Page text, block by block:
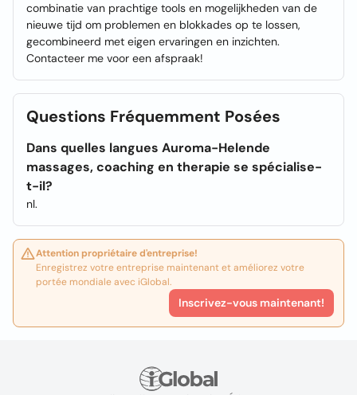
combinatie van prachtige tools en mogelijkheden van de
nieuwe tijd om problemen en blokkades op te lossen,
gecombineerd met eigen ervaringen en inzichten.
Contacteer me voor een afspraak!
Questions Fréquemment Posées
Dans quelles langues Auroma-Helende
massages, coaching en therapie se spécialise-
t-il?
nl.
Attention propriétaire d'entreprise!
Enregistrez votre entreprise maintenant et améliorez votre
portée mondiale avec iGlobal.
Inscrivez-vous maintenant!